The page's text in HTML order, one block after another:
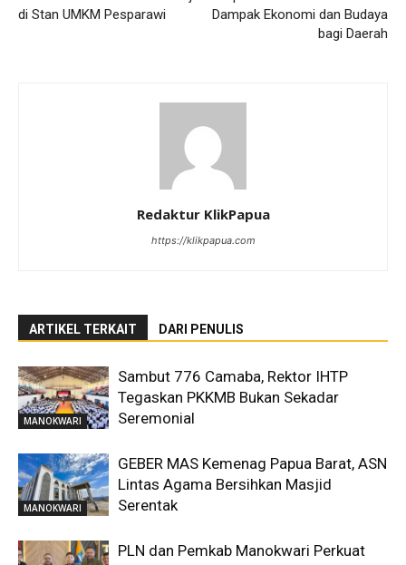
di Stan UMKM Pesparawi
Dampak Ekonomi dan Budaya
bagi Daerah
Redaktur KlikPapua
https://klikpapua.com
ARTIKEL TERKAIT DARI PENULIS
MANOKWARI
Sambut 776 Camaba, Rektor IHTP
Tegaskan PKKMB Bukan Sekadar
Seremonial
MANOKWARI
GEBER MAS Kemenag Papua Barat, ASN
Lintas Agama Bersihkan Masjid
Serentak
PLN dan Pemkab Manokwari Perkuat